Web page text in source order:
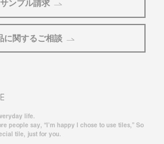
サンプル請求
に関するご相談
life.
people say, “I’m happy I chose to use tiles,” So
tile, just for you.